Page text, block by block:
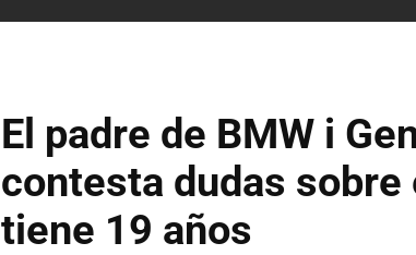
El padre de BMW i
contesta dudas
tiene 19 años